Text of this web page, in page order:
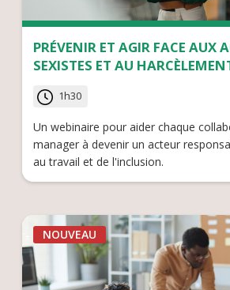
PRÉVENIR ET AGIR FACE AUX
SEXISTES ET AU
1h30
Un webinaire pour aider chaque
manager à devenir un acteur
au travail et de l'inclusion.
NOUVEAU